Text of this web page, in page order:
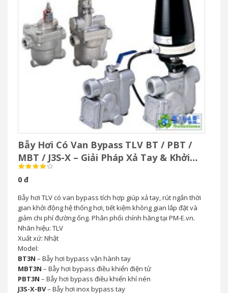
Bẫy Hơi Có Van Bypass TLV BT / PBT /
MBT / J3S-X – Giải Pháp Xả Tay & Khởi
Động Nhanh Hệ Thống Hơi
0 đ
Bẫy hơi TLV có van bypass tích hợp giúp xả tay, rút ngắn thời
gian khởi động hệ thống hơi, tiết kiệm không gian lắp đặt và
giảm chi phí đường ống. Phân phối chính hãng tại PM-E.vn.
Nhãn hiệu: TLV
Xuất xứ: Nhật
Model:
BT3N – Bẫy hơi bypass vận hành tay
MBT3N – Bẫy hơi bypass điều khiển điện tử
PBT3N – Bẫy hơi bypass điều khiển khí nén
J3S-X-BV– Bẫy hơi inox bypass tay